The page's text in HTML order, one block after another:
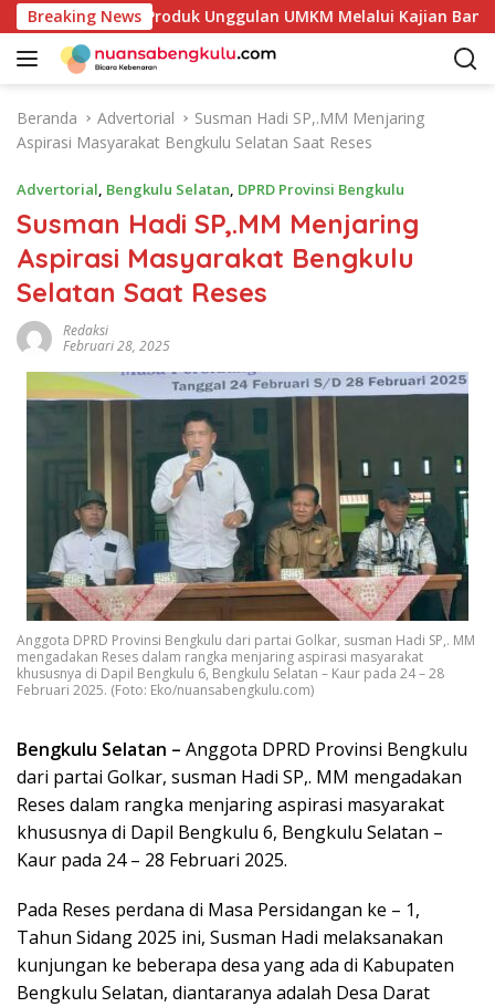
a
Breaking News
Potensi Produk Unggulan UMKM Melalui Kajian Bank
Beranda Advertorial
Susman Hadi SP,.MM Menjaring
Aspirasi Masyarakat Bengkulu Selatan Saat Reses
Advertorial, Bengkulu Selatan, DPRD Provinsi Bengkulu
Susman Hadi SP,.MM Menjaring
Aspirasi Masyarakat Bengkulu
Selatan Saat Reses
Redaksi
Februari 28, 2025
Anggota DPRD Provinsi Bengkulu dari partai Golkar, susman Hadi SP,. MM
mengadakan Reses dalam rangka menjaring aspirasi masyarakat
khususnya di Dapil Bengkulu 6, Bengkulu Selatan – Kaur pada 24 – 28
Februari 2025. (Foto: Eko/nuansabengkulu.com)
Bengkulu Selatan – Anggota DPRD Provinsi Bengkulu
dari partai Golkar, susman Hadi SP,. MM mengadakan
Reses dalam rangka menjaring aspirasi masyarakat
khususnya di Dapil Bengkulu 6, Bengkulu Selatan –
Kaur pada 24 – 28 Februari 2025.
Pada Reses perdana di Masa Persidangan ke – 1,
Tahun Sidang 2025 ini, Susman Hadi melaksanakan
kunjungan ke beberapa desa yang ada di Kabupaten
Bengkulu Selatan, diantaranya adalah Desa Darat